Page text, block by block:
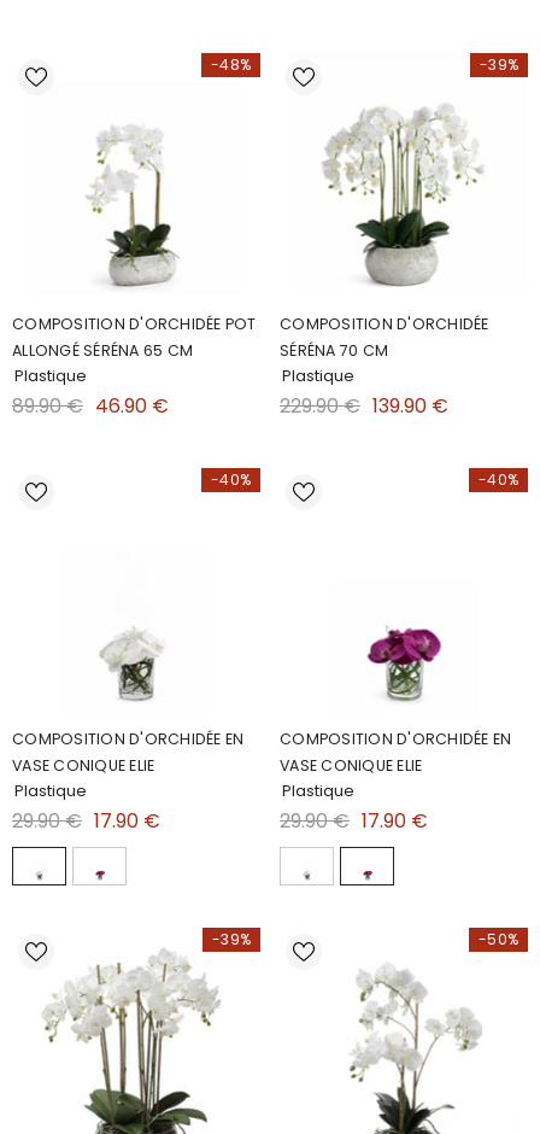
-48%
COMPOSITION D'ORCHIDÉE POT
ALLONGÉ SÉRÉNA 65 CM
Plastique
89.90 € 46.90 €
-39%
COMPOSITION D'ORCHIDÉE
SÉRÉNA 70 CM
Plastique
229.90 € 139.90 €
-40%
COMPOSITION D'ORCHIDÉE EN
VASE CONIQUE ELIE
Plastique
29.90 € 17.90 €
-40%
COMPOSITION D'ORCHIDÉE EN
VASE CONIQUE ELIE
Plastique
29.90 € 17.90 €
-39% -50%